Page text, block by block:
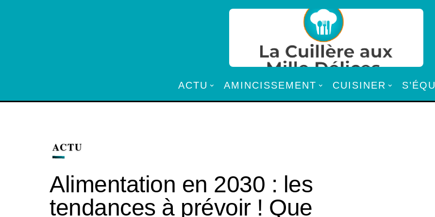
ACTU AMINCISSEMENT CUISINER
ACTU
Alimentation en 2030 : les
tendances à prévoir ! Que